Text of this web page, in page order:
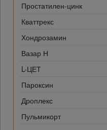
Простатилен-цинк
Кваттрекс
Хондрозамин
Вазар Н
L-ЦЕТ
Пароксин
Дроплекс
Пульмикорт